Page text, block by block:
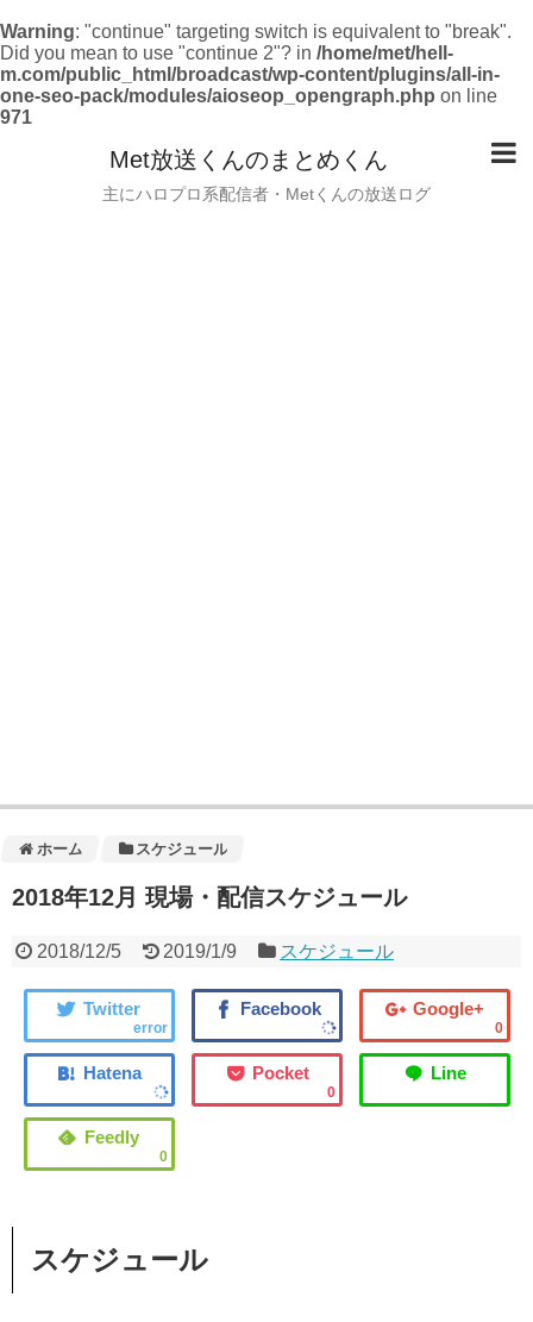
Warning: "continue" targeting switch is equivalent to "break".
Did you mean to use "continue 2"? in /home/met/hell-
m.com/public_html/broadcast/wp-content/plugins/all-in-
one-seo-pack/modules/aioseop_opengraph.php on line
971
Met放送くんのまとめくん
主にハロプロ系配信者・Metくんの放送ログ
ホーム スケジュール
2018年12月 現場・配信スケジュール
2018/12/5 2019/1/9 スケジュール
error 0
0
0
スケジュール